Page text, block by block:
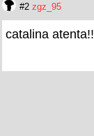
#2 zgz_95
catalina atenta!!